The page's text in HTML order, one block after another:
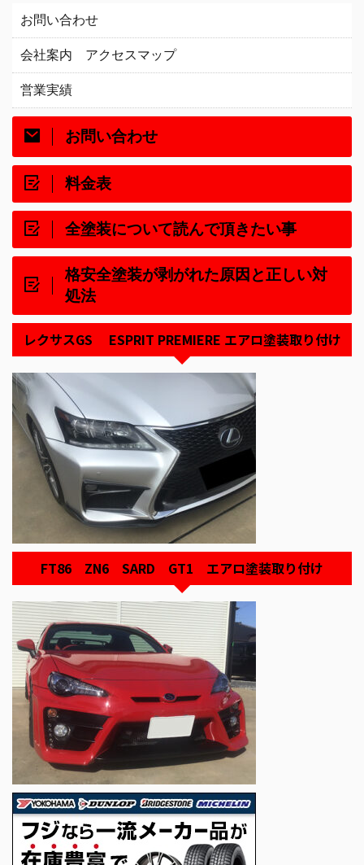
お問い合わせ
会社案内 アクセスマップ
営業実績
お問い合わせ
料金表
全塗装について読んで頂きたい事
格安全塗装が剥がれた原因と正しい対
処法
レクサスGS ESPRIT PREMIERE エアロ塗装取り付け
FT86 ZN6 SARD GT1 エアロ塗装取り付け